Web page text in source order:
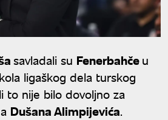
savladali su Fenerbahčeu
ligaškog dela turskog
to nije bilo dovoljno za
Dušana Alimpijevića.